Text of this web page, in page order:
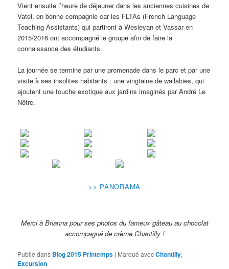
Vient ensuite l’heure de déjeuner dans les anciennes cuisines de
Vatel, en bonne compagnie car les FLTAs (French Language
Teaching Assistants) qui partiront à Wesleyan et Vassar en
2015/2016 ont accompagné le groupe afin de faire la
connaissance des étudiants.
La journée se termine par une promenade dans le parc et par une
visite à ses insolites habitants : une vingtaine de wallabies, qui
ajoutent une touche exotique aux jardins imaginés par André Le
Nôtre.
>> PANORAMA
Merci à Brianna pour ses photos du fameux gâteau au chocolat
accompagné de crème Chantilly !
Publié dans Blog 2015 Printemps | Marqué avecChantilly,
Excursion